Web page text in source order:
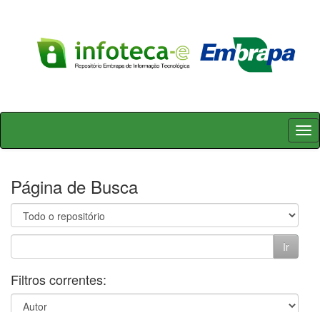
Skip
Página de Busca
Filtros correntes: